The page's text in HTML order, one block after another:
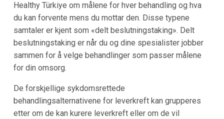
Healthy Türkiye om målene for hver behandling og hva
du kan forvente mens du mottar den. Disse typene
samtaler er kjent som «delt beslutningstaking». Delt
beslutningstaking er når du og dine spesialister jobber
sammen for å velge behandlinger som passer målene
for din omsorg.
De forskjellige sykdomsrettede
behandlingsalternativene for leverkreft kan grupperes
etter om de kan kurere leverkreft eller om de vil